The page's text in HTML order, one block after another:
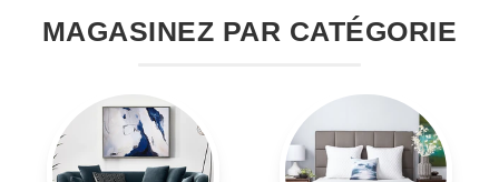
MAGASINEZ PAR CATÉGORIE